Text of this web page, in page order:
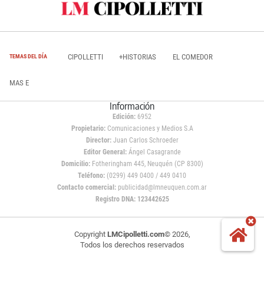
TEMAS DEL DÍA CIPOLLETTI +HISTORIAS EL COMEDOR
MAS E
Información
Edición: 6952
Propietario:Comunicaciones y Medios S.A
Director: Juan Carlos Schroeder
Editor General:Ángel Casagrande
Domicilio:Fotheringham 445, Neuquén (CP 8300)
Teléfono: (0299) 449 0400 / 449 0410
Contacto comercial: publicidad@lmneuquen.com.ar
Registro DNA: 123442625
Copyright LMCipolletti.com© 2026,
Todos los derechos reservados